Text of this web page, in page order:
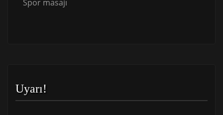
Spor masajı
Uyarı!